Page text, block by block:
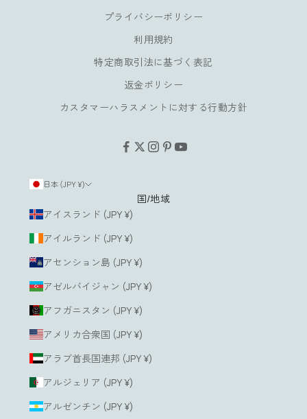
プライバシーポリシー
利用規約
特定商取引法に基づく表記
返金ポリシー
カスタマーハラスメントに対する行動方針
日本 (JPY ¥)
国/地域
アイスランド (JPY ¥)
アイルランド (JPY ¥)
アセンション島 (JPY ¥)
アゼルバイジャン (JPY ¥)
アフガニスタン (JPY ¥)
アメリカ合衆国 (JPY ¥)
アラブ首長国連邦 (JPY ¥)
アルジェリア (JPY ¥)
アルゼンチン (JPY ¥)